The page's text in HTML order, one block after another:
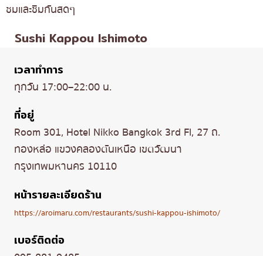
ชมและชิมกันสดๆ
Sushi Kappou Ishimoto
เวลาทำการ
ทุกวัน 17:00–22:00 น.
ที่อยู่
Room 301, Hotel Nikko Bangkok 3rd Fl, 27 ถ.
ทองหล่อ แขวงคลองตันเหนือ เขตวัฒนา
กรุงเทพมหานคร 10110
หน้ารายละเอียดร้าน
https://aroimaru.com/restaurants/sushi-kappou-ishimoto/
เบอร์ติดต่อ